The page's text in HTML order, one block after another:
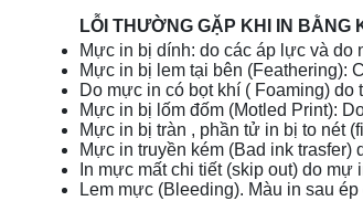
LỖI THƯỜNG GẶP KHI IN BẰNG
Mực in bị dính: do các áp lực và do
Mực in bị lem tại bên (Feathering):
Do mực in có bọt khí ( Foaming)
Mực in bị lốm đốm (Motled Print):
Mực in bị tràn , phần tử in bị to nét
Mực in truyền kém (Bad ink
In mực mất chi tiết (skip out) do
Lem mực (Bleeding). Màu in sau